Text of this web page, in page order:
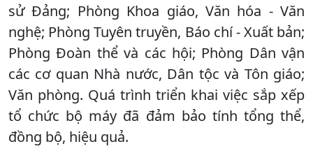
sử Đảng; Phòng Khoa giáo, Văn hóa - Văn
nghệ; Phòng Tuyên truyền, Báo chí - Xuất bản;
Phòng Đoàn thể và các hội; Phòng Dân vận
các cơ quan Nhà nước, Dân tộc và Tôn giáo;
Văn phòng. Quá trình triển khai việc sắp xếp
tổ chức bộ máy đã đảm bảo tính tổng thể,
đồng bộ, hiệu quả.